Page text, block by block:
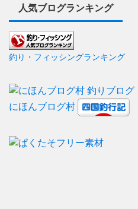
人気ブログランキング
釣り・フィッシングランキング
にほんブログ村